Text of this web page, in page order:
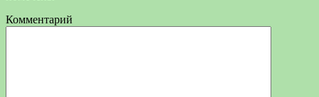
Комментарий